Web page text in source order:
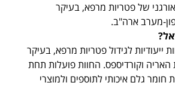
אורגני של פטריות מרפא, בעיקר
מערב ארה"ב.
?
ייעודיות לגידול פטריות מרפא, בעיקר
וקורדיספס. החוות פועלות תחת
חומר גלם איכותי לתוספים ולמוצרי